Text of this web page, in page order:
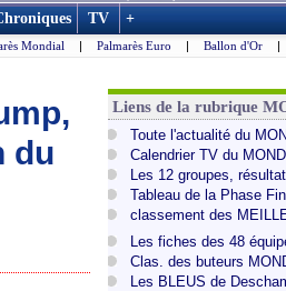
TV +
Mondial | Palmarès Euro | Ballon d'Or |
du
Liens de la rubrique
Toute l'actualité du
Calendrier TV du
Les 12 groupes,
Tableau de la Phase
classement des
Les fiches des 48
Clas. des buteurs
Les BLEUS de